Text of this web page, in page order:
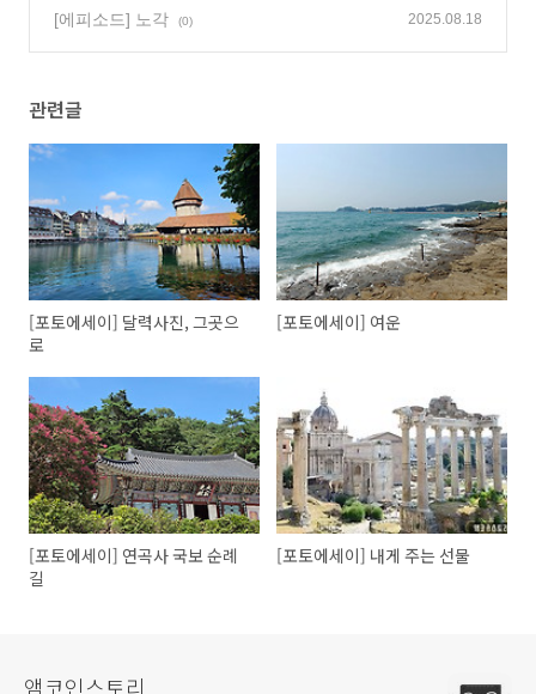
[에피소드] 노각 (0) 2025.08.18
관련글
[포토에세이] 달력사진, 그곳으
로
[포토에세이] 여운
[포토에세이] 연곡사 국보 순례
길
[포토에세이] 내게 주는 선물
앰코인스토리